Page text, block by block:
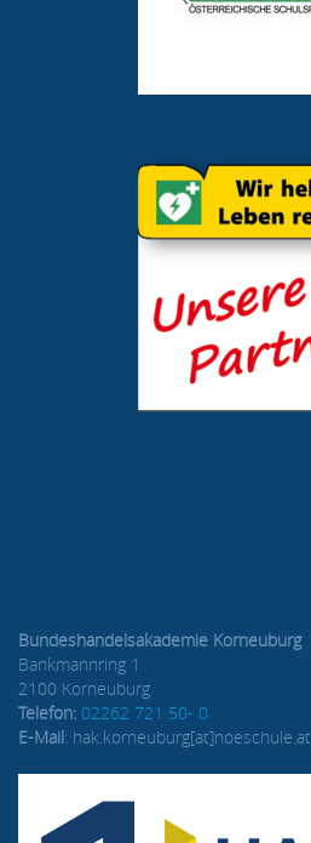
Bundeshandelsakademie Korneuburg
Bankmannring 1
2100 Korneuburg
Telefon: 02262 721 50- 0
E-Mail: hak.korneuburg[at]noeschule.at